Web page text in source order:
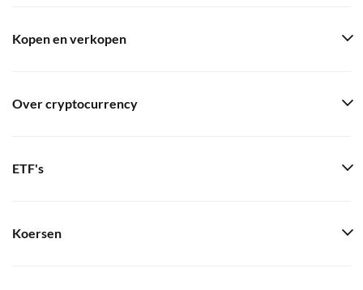
Kopen en verkopen
Over cryptocurrency
ETF's
Koersen